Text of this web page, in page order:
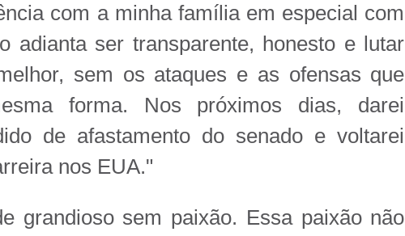
com a minha família em especial com
adianta ser transparente, honesto e lutar
sem os ataques e as ofensas que
forma. Nos próximos dias, darei
de afastamento do senado e voltarei
nos EUA."
grandioso sem paixão. Essa paixão não